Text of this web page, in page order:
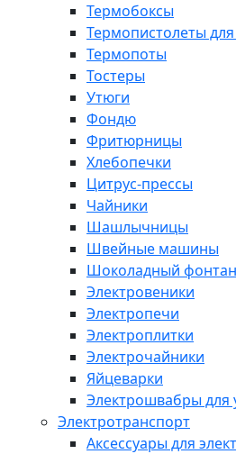
Термобоксы
Термопистолеты
Термопоты
Тостеры
Утюги
Фондю
Фритюрницы
Хлебопечки
Цитрус-прессы
Чайники
Шашлычницы
Швейные машины
Шоколадный фонтан
Электровеники
Электропечи
Электроплитки
Электрочайники
Яйцеварки
Электрошвабры для
Электротранспорт
Аксессуары для